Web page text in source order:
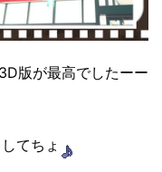
版が最高でしたーー
てちょ